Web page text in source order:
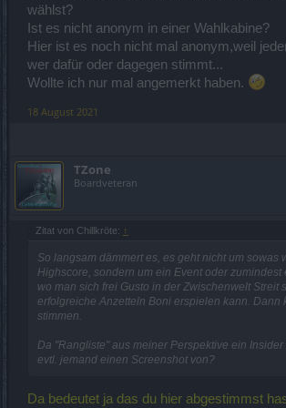
wählst?
Ist es nicht anonym in einer Wahlkabine?
Hier ist es noch nicht mal anonym,weil
wer dafür oder dagegen stimmt...
Wollte ich nur mal angemerkt haben.
18 August 2021
TZone
Boardveteran
Zitat von Chillkröte: ↑
So langsam dämmert es, es geht nicht um sowas
Highscore, sondern um ein Event oder zumindest
wo man sich frei Gusto in der Zwischenwelt Streit
erfolgreiche Anzetteln Boni erspielen kann. Dann
stimmen.
Da "Rangliste" aus meiner Perspektive ein Insider
evtl. jemand einen Screenshot von?
Da bedeutet ja das du hier abgestimmst